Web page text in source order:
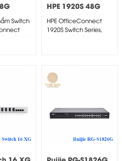
Switch
kết nối
HPE 1920S 48G
4SFP Switch
HPE OfficeConnect
1920S Switch Series,
được thiết kế cho các